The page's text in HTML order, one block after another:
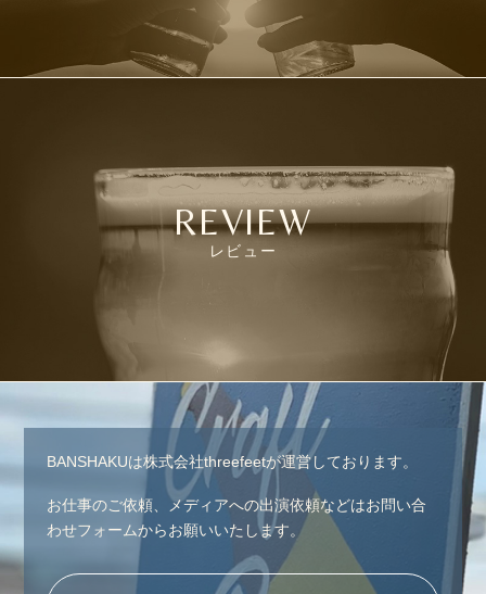
REVIEW
レビュー
BANSHAKUは株式会社threefeetが運営しております。
お仕事のご依頼、メディアへの出演依頼などはお問い合
わせフォームからお願いいたします。